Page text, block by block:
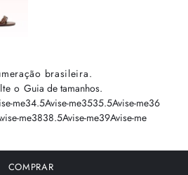
brasileira.
o Guia de tamanhos.
me34.5Avise-me3535.5Avise-me36
me3838.5Avise-me39Avise-me
COMPRAR